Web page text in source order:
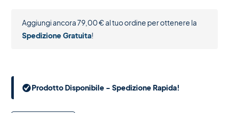
Aggiungi ancora79,00€al tuo ordine per ottenere la
Spedizione Gratuita!
Prodotto Disponibile - Spedizione Rapida!